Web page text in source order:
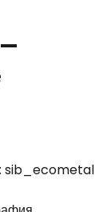
sib_ecometal